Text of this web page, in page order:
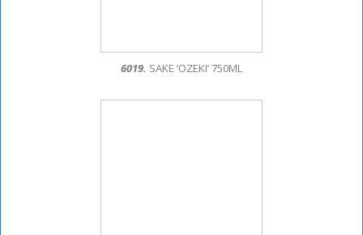
6019. SAKE ‘OZEKI’ 750ML